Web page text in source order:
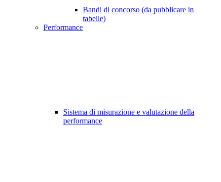
Bandi di concorso (da pubblicare in
tabelle)
Performance
Sistema di misurazione e valutazione della
performance